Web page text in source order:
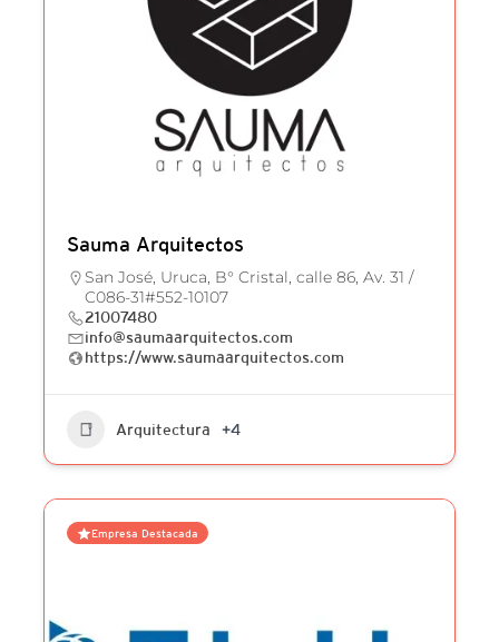
Sauma Arquitectos
San José, Uruca, B° Cristal, calle 86, Av. 31 /
C086-31#552-10107
21007480
info@saumaarquitectos.com
https://www.saumaarquitectos.com
Arquitectura +4
Empresa Destacada